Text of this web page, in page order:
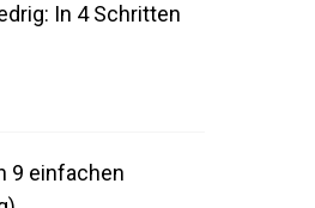
In 4 Schritten
9 einfachen